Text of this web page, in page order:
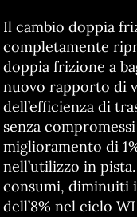
Il cambio doppia
completamente
doppia frizione a
nuovo rapporto di
dell’efficienza di
senza
miglioramento di
nell’utilizzo in
consumi, diminuiti
dell’8% nel ciclo